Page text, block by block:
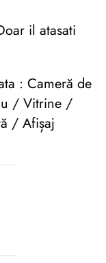
il atasati
: Cameră de
/ Vitrine /
/ Afișaj